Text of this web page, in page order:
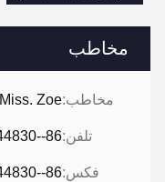
مخاطب
مخاطب:Miss. Zoe
تلفن:86--19574844830
فکس:86--19574844830